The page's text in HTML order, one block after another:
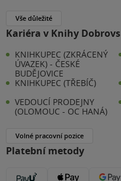
Vše důležité
Kariéra v Knihy
KNIHKUPEC (ZKRÁCENÝ
ÚVAZEK) - ČESKÉ
BUDĚJOVICE
KNIHKUPEC (TŘEBÍČ)
VEDOUCÍ PRODEJNY
(OLOMOUC - OC HANÁ)
Volné pracovní pozice
Platební metody